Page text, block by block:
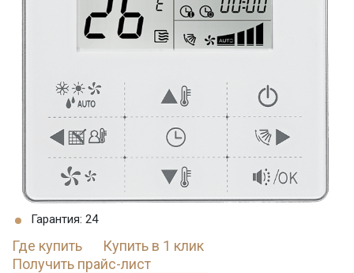
Гарантия: 24
Где купить
Купить в 1 клик
Получить прайс-лист